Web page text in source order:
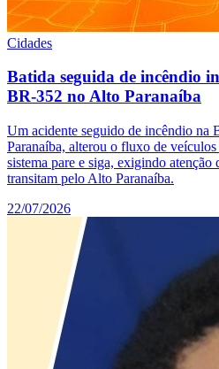
Cidades
Batida seguida de incêndio
BR-352 no Alto Paranaíba
Um acidente seguido de incêndio na
Paranaíba, alterou o fluxo de
sistema pare e siga, exigindo atenção
transitam pelo Alto Paranaíba.
22/07/2026